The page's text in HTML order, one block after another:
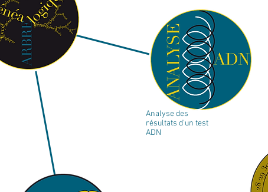
Analyse des
résultats d'un test
ADN